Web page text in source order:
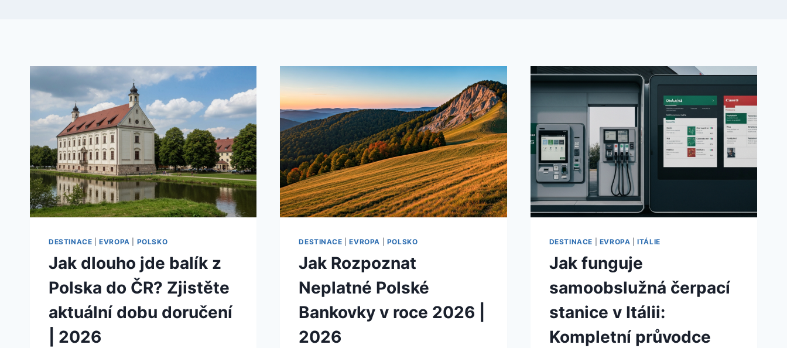
DESTINACE |EVROPA POLSKO
Jak dlouho jde balík z
Polska do ČR? Zjistěte
aktuální dobu doručení
| 2026
DESTINACE |EVROPA POLSKO
Jak Rozpoznat
Neplatné Polské
Bankovky v roce 2026 |
2026
DESTINACE EVROPA |ITÁLIE
Jak funguje
samoobslužná čerpací
stanice v Itálii:
Kompletní průvodce